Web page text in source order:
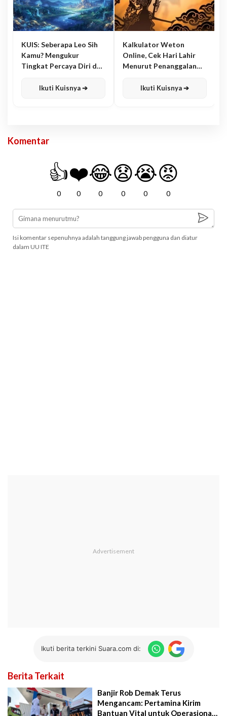
KUIS: Seberapa Leo Sih
Kamu? Mengukur
Tingkat Percaya Diri dan
Ikuti Kuisnya ➔
Kalkulator Weton
Online, Cek Hari Lahir
Menurut Penanggalan
Ikuti Kuisnya ➔
Komentar
👍
0
❤️
0
😂
0
😧
0
😭
0
😡
0
Isi komentar sepenuhnya adalah tanggung jawab pengguna dan diatur
dalam UU ITE
Ikuti berita terkini Suara.com di:
Berita Terkait
Banjir Rob Demak Terus
Mengancam: Pertamina Kirim
Bantuan Vital untuk Operasional